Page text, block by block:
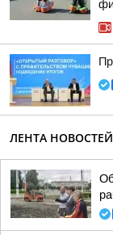
ЛЕНТА НОВОСТЕЙ